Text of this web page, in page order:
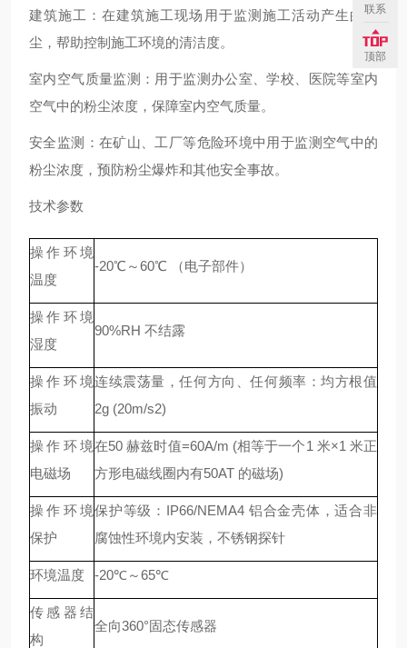
建筑施工：在建筑施工现场用于监测施工活动产生的粉
尘，帮助控制施工环境的清洁度。
室内空气质量监测：用于监测办公室、学校、医院等室内
空气中的粉尘浓度，保障室内空气质量。
安全监测：在矿山、工厂等危险环境中用于监测空气中的
粉尘浓度，预防粉尘爆炸和其他安全事故。
技术参数
操作环境
温度
-20℃～60℃ （电子部件）
操作环境
湿度
90%RH 不结露
操作环境
振动
连续震荡量，任何方向、任何频率：均方根值
2g (20m/s2)
操作环境
电磁场
在50 赫兹时值=60A/m (相等于一个1 米×1 米正
方形电磁线圈内有50AT 的磁场)
操作环境
保护
保护等级：IP66/NEMA4 铝合金壳体，适合非
腐蚀性环境内安装，不锈钢探针
环境温度 -20℃～65℃
传感器结
构
全向360°固态传感器
联系
顶部